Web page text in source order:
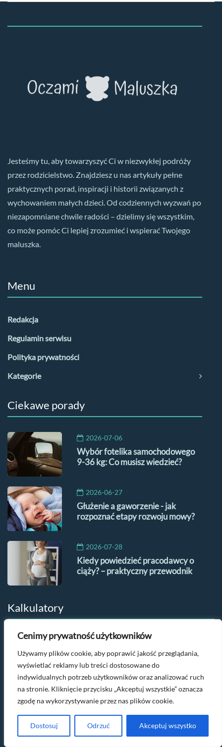
Cenimy prywatność użytkowników
Używamy plików cookie, aby poprawić jakość przeglądania,
wyświetlać reklamy lub treści dostosowane do
indywidualnych potrzeb użytkowników oraz analizować ruch
na stronie. Kliknięcie przycisku „Akceptuj wszystkie” oznacza
zgodę na wykorzystywanie przez nas plików cookie.
Dostosuj Odrzuć Akceptuj wszystko
Jesteśmy tu, aby towarzyszyć Ci w niezwykłej podróży
przez rodzicielstwo. Znajdziesz u nas artykuły pełne
praktycznych porad, inspiracji i historii związanych z
wychowaniem małych dzieci. Od codziennych wyzwań po
niezapomniane chwile radości – dzielimy się wszystkim,
co może pomóc Ci lepiej zrozumieć i wspierać Twojego
maluszka.
Menu
Redakcja
Regulamin serwisu
Polityka prywatności
Kategorie
Ciekawe porady
2026-07-06
Wybór fotelika samochodowego
9-36 kg: Co musisz wiedzieć?
2026-06-27
Głużenie a gaworzenie - jak
rozpoznać etapy rozwoju mowy?
2026-07-28
Kiedy powiedzieć pracodawcy o
ciąży? – praktyczny przewodnik
Kalkulatory
Kalkulator ciąży
Kalkulator grupy krwi dziecka
Kalkulator koloru oczu dziecka
Kalkulator wzrostu dziecka
Kalkulator płci dziecka